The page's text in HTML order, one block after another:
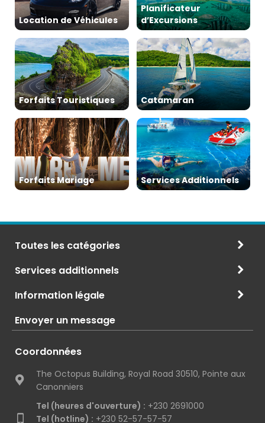
Location de Véhicules
Planificateur
d’Excursions
Forfaits Touristiques Catamaran
Forfaits Mariage Services Additionnels
Toutes les catégories
Services additionnels
Information légale
Envoyer un message
Coordonnées
The Octopus Building, Royal Road 30510, Pointe aux
Canonniers
Tel (heures d'ouverture) : +230 2691000
Tel (hotline) : +230 52-57-57-57